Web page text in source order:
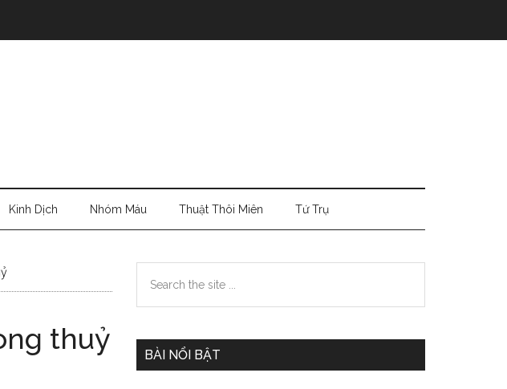
Kinh Dịch Nhóm Máu Thuật Thôi Miên Tứ Trụ
thuỷ
Primary
Sidebar
the
BÀI NỔI BẬT